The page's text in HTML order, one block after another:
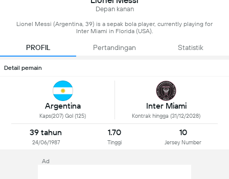
Depan kanan
Lionel Messi (Argentina, 39) is a sepak bola player, currently playing for
Inter Miami in Florida (USA).
PROFIL Pertandingan Statistik
Detail pemain
Argentina
Kaps(207) Gol (125)
Inter Miami
Kontrak hingga (31/12/2028)
39 tahun
24/06/1987
1.70
Tinggi
10
Jersey Number
Ad